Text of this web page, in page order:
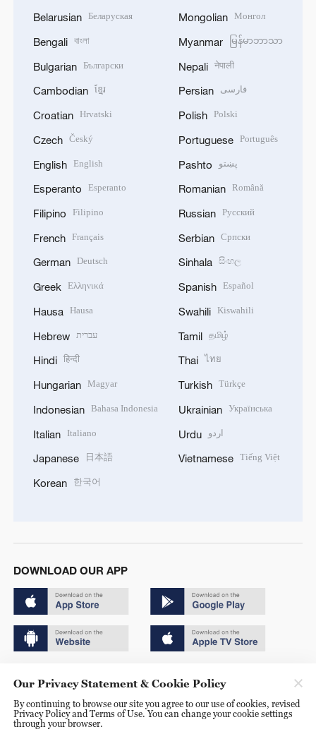
Belarusian Беларуская
Bengali বাংলা
Bulgarian Български
Cambodian ខ្មែរ
Croatian Hrvatski
Czech Český
English English
Esperanto Esperanto
Filipino Filipino
French Français
German Deutsch
Greek Ελληνικά
Hausa Hausa
Hebrew עברית
Hindi हिन्दी
Hungarian Magyar
Indonesian Bahasa Indonesia
Italian Italiano
Japanese 日本語
Korean 한국어
Mongolian Монгол
Myanmar မြန်မာဘာသာ
Nepali नेपाली
Persian فارسی
Polish Polski
Portuguese Português
Pashto پښتو
Romanian Română
Russian Русский
Serbian Српски
Sinhala සිංහල
Spanish Español
Swahili Kiswahili
Tamil தமிழ்
Thai ไทย
Turkish Türkçe
Ukrainian Українська
Urdu اردو
Vietnamese Tiếng Việt
DOWNLOAD OUR APP
京ICP备20000184号
京公网安备 11010502050052号
Our Privacy Statement & Cookie Policy
By continuing to browse our site you agree to our use of cookies, revised
Privacy Policy and Terms of Use. You can change your cookie settings
through your browser.